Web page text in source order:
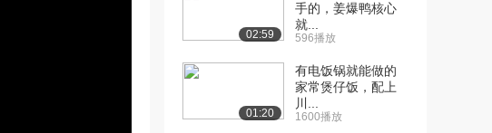
02:59
手的，姜爆鸭核心
就...
596播放
01:20
有电饭锅就能做的
家常煲仔饭，配上
川...
1600播放